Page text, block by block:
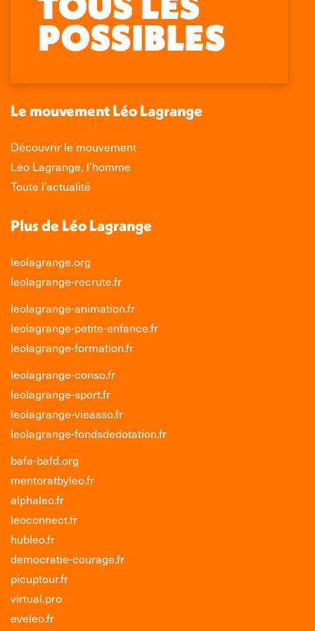
Facebook
s'ouvre
une
fenêtre
page
X
s'ouvre
une
fenêtre
page
LinkedIn
s'ouvre
une
fenêtre
page
Instagram
s'ouvre
une
nouvelle
fenêtre
Le mouvement Léo Lagrange
Découvrir le mouvement
Léo Lagrange, l’homme
Toute l’actualité
Plus de Léo Lagrange
leolagrange.org
leolagrange-recrute.fr
leolagrange-animation.fr
leolagrange-petite-enfance.fr
leolagrange-formation.fr
leolagrange-conso.fr
leolagrange-sport.fr
leolagrange-vieasso.fr
leolagrange-fondsdedotation.fr
bafa-bafd.org
mentoratbyleo.fr
alphaleo.fr
leoconnect.fr
hubleo.fr
democratie-courage.fr
picuptour.fr
virtual.pro
eveleo.fr